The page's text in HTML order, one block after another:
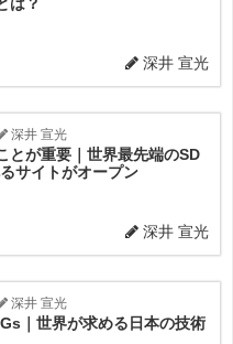
深井 宣光
深井 宣光
とが重要｜世界最先端のSD
サイトがオープン
深井 宣光
深井 宣光
｜世界が求める日本の技術